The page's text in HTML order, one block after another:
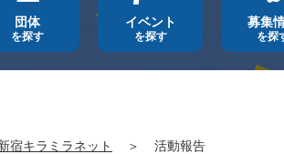
団体
を探す
イベント
を探す
募集
を探
宿キラミラネット ＞ 活動報告